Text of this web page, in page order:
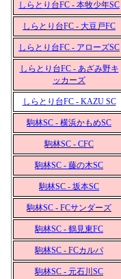
しらとり台FC - 本牧少年SC
しらとり台FC - 大豆戸FC
しらとり台FC - アローズSC
しらとり台FC - あざみ野キ
ッカーズ
しらとり台FC - KAZU SC
駒林SC - 横浜かもめSC
駒林SC - CFC
駒林SC - 藤の木SC
駒林SC - 坂本SC
駒林SC - FCサンダーズ
駒林SC - 鶴見東FC
駒林SC - FCカルパ
駒林SC - 元石川SC